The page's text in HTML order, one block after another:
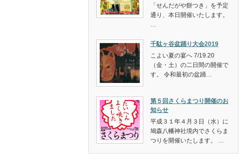
「せんだがや餅つき」を予定
通り、本日開催いたします。
…
千駄ヶ谷盆踊り大会2019
こよい夏の宴へ 7/19.20
（金・土）の二日間の開催で
す。 令和最初の盆踊…
第５回さくらまつり開催のお
知らせ
平成３１年４月３日（水）に
鳩森八幡神社境内でさくらま
つりを開催いたします。 …